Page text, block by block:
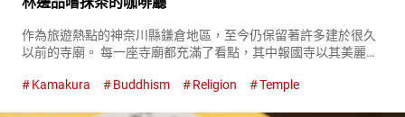
作為旅遊熱點的神奈川縣鎌倉地區，至今仍保留著許多建於很久
以前的寺廟。 每一座寺廟都充滿了看點，其中報國寺以其美麗的
的山門，映入眼簾的是被苔蘚覆蓋的美麗日本庭園。 雨後的苔蘚
Kamakura Buddhism Religion Temple